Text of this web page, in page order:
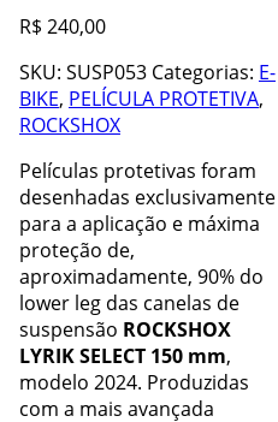
R$ 240,00
SKU: SUSP053 Categorias: E-
BIKE, PELÍCULA PROTETIVA,
ROCKSHOX
Películas protetivas foram
desenhadas exclusivamente
para a aplicação e máxima
proteção de,
aproximadamente, 90% do
lower leg das canelas de
suspensão ROCKSHOX
LYRIK SELECT 150 mm,
modelo 2024. Produzidas
com a mais avançada